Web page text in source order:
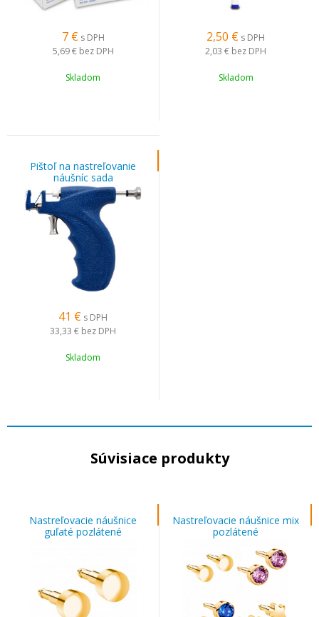
7 € s DPH
5,69 € bez DPH
Skladom
2,50 € s DPH
2,03 € bez DPH
Skladom
Pištoľ na nastreľovanie
náušníc sada
41 € s DPH
33,33 € bez DPH
Skladom
Súvisiace produkty
Nastreľovacie náušnice
guľaté pozlátené
Nastreľovacie náušnice mix
pozlátené